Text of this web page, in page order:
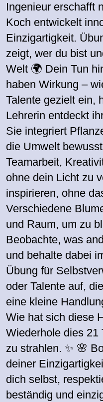
Ingenieur erschafft
Koch entwickelt
Einzigartigkeit.
zeigt, wer du bist
Welt 🌍 Dein Tun
haben Wirkung –
Talente gezielt ein,
Lehrerin entdeckt
Sie integriert
die Umwelt
Teamarbeit,
ohne dein Licht zu
inspirieren, ohne
Verschiedene
und Raum, um zu
Beobachte, was
und behalte dabei
Übung für
oder Talente auf,
eine kleine
Wie hat sich diese
Wiederhole dies 21
zu strahlen. ✨ 🌸
deiner
dich selbst,
beständig und